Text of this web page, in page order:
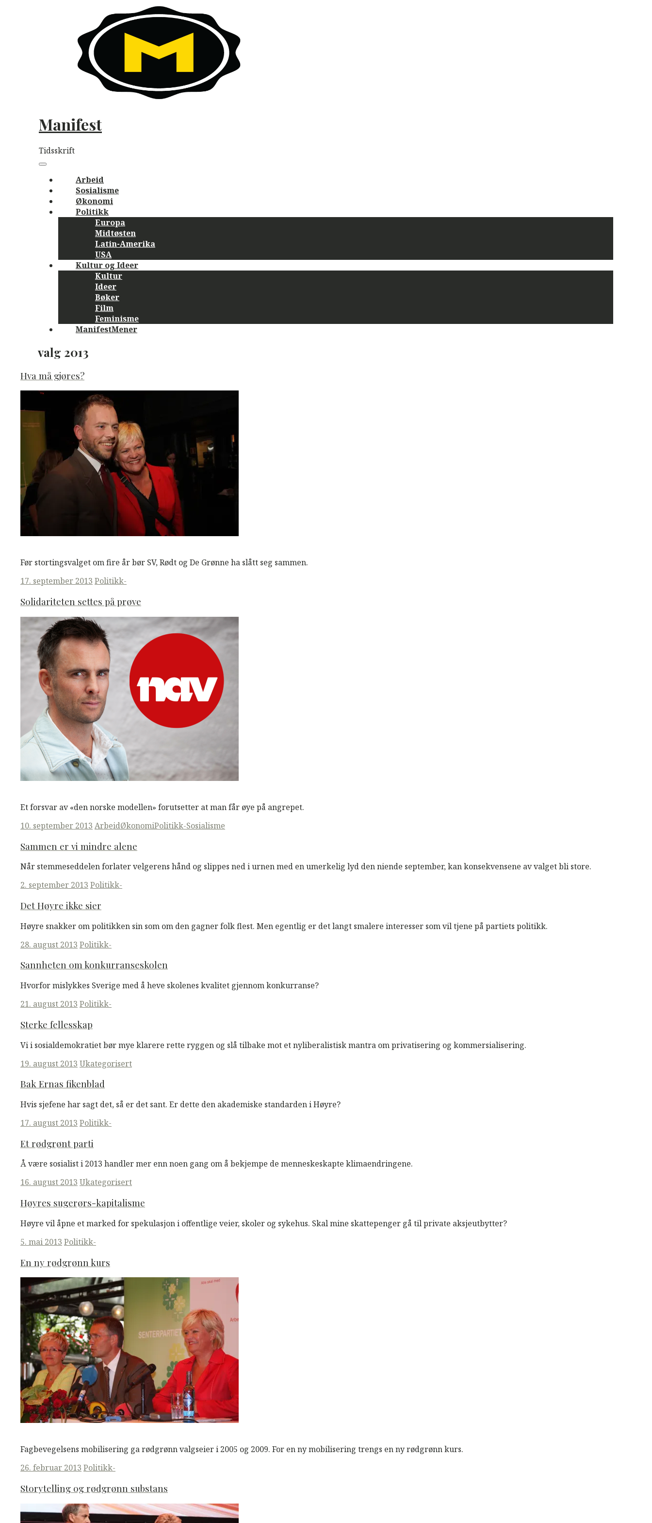
Manifest
Tidsskrift
navigation
Menu
Arbeid
Sosialisme
Økonomi
Politikk
Europa
Midtøsten
Latin-Amerika
USA
Kultur og Ideer
Kultur
Ideer
Bøker
Film
Feminisme
ManifestMener
valg 2013
Hva må gjøres?
Før stortingsvalget om fire år bør SV, Rødt og De Grønne ha slått seg sammen.
Posted
17. september 2013 Politikk-
Solidariteten settes på prøve
Et forsvar av «den norske modellen» forutsetter at man får øye på angrepet.
Posted
10. september 2013 ArbeidØkonomiPolitikk-Sosialisme
Sammen er vi mindre alene
Når stemmeseddelen forlater velgerens hånd og slippes ned i urnen med en umerkelig lyd den niende september, kan konsekvensene av valget bli store.
Posted
2. september 2013 Politikk-
Det Høyre ikke sier
Høyre snakker om politikken sin som om den gagner folk flest. Men egentlig er det langt smalere interesser som vil tjene på partiets politikk.
Posted
28. august 2013 Politikk-
Sannheten om konkurranseskolen
Hvorfor mislykkes Sverige med å heve skolenes kvalitet gjennom konkurranse?
Posted
21. august 2013 Politikk-
Sterke fellesskap
Vi i sosialdemokratiet bør mye klarere rette ryggen og slå tilbake mot et nyliberalistisk mantra om privatisering og kommersialisering.
Posted
19. august 2013 Ukategorisert
Bak Ernas fikenblad
Hvis sjefene har sagt det, så er det sant. Er dette den akademiske standarden i Høyre?
Posted
17. august 2013 Politikk-
Et rødgrønt parti
Å være sosialist i 2013 handler mer enn noen gang om å bekjempe de menneskeskapte klimaendringene.
Posted
16. august 2013 Ukategorisert
Høyres sugerørs-kapitalisme
Høyre vil åpne et marked for spekulasjon i offentlige veier, skoler og sykehus. Skal mine skattepenger gå til private aksjeutbytter?
Posted
5. mai 2013 Politikk-
En ny rødgrønn kurs
Fagbevegelsens mobilisering ga rødgrønn valgseier i 2005 og 2009. For en ny mobilisering trengs en ny rødgrønn kurs.
Posted
26. februar 2013 Politikk-
Storytelling og rødgrønn substans